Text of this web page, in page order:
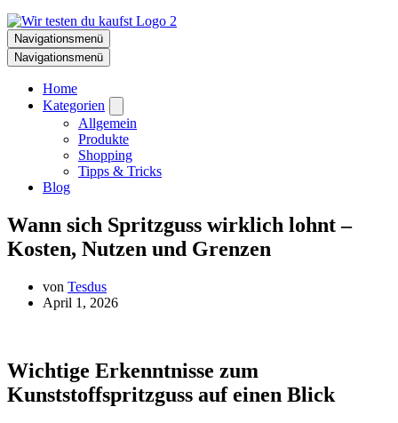
Navigationsmenü
Navigationsmenü
Home
Kategorien
Allgemein
Produkte
Shopping
Tipps & Tricks
Blog
Wann sich Spritzguss wirklich lohnt –
Kosten, Nutzen und Grenzen
von Tesdus
April 1, 2026
Wichtige Erkenntnisse zum
Kunststoffspritzguss auf einen Blick